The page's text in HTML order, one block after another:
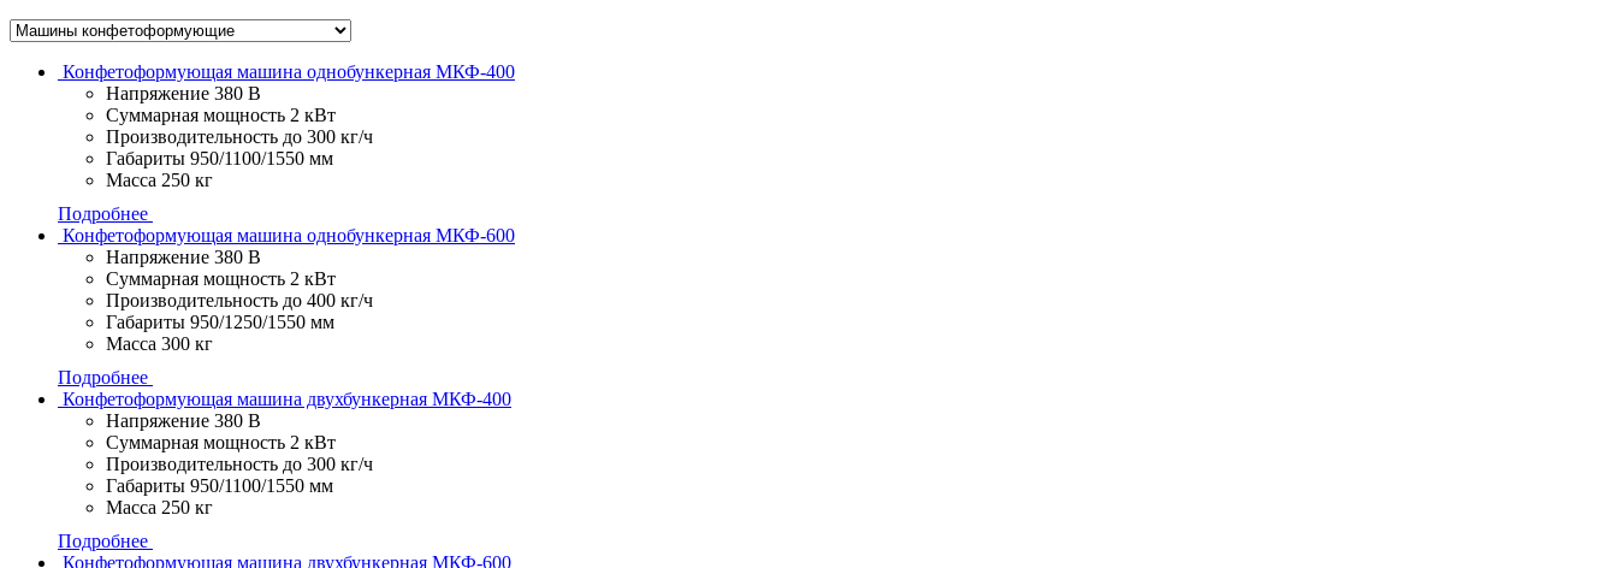
Конфетоформующая машина однобункерная МКФ-400
Напряжение 380 В
Суммарная мощность 2 кВт
Производительность до 300 кг/ч
Габариты 950/1100/1550 мм
Масса 250 кг
Подробнее
Конфетоформующая машина однобункерная МКФ-600
Напряжение 380 В
Суммарная мощность 2 кВт
Производительность до 400 кг/ч
Габариты 950/1250/1550 мм
Масса 300 кг
Подробнее
Конфетоформующая машина двухбункерная МКФ-400
Напряжение 380 В
Суммарная мощность 2 кВт
Производительность до 300 кг/ч
Габариты 950/1100/1550 мм
Масса 250 кг
Подробнее
Конфетоформующая машина двухбункерная МКФ-600